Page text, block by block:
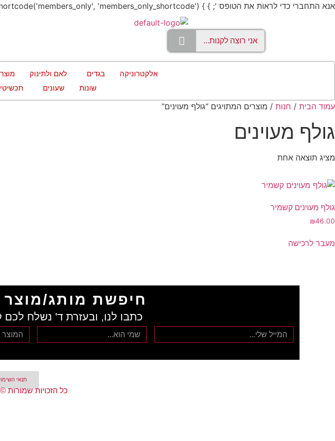
אנא התחברי כדי לראות את הטופס '; } } add_shortcode('members_only', 'members_only_shortcode');
אלקטרוניקה בגדים לאם ולתינוק
שונות
שעונים
עמוד הבית / חנות / מוצרים המתויגים “גולף מעוינים”
גולף מעוינים
מציג תוצאה אחת
גולף מעוינים קשמיר
₪46.00
מעבר לרכישה
חיפשת מותג/
כתבו לנו, ובעזרת ד' נשלח
תנאי
כל הזכויות שמורות ©